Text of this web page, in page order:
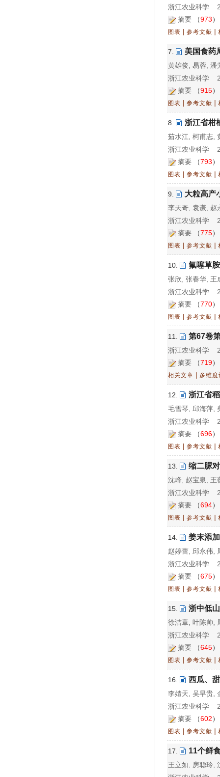
浙江农业科学
摘要 （973
图表 | 参考文献 |
7. 美国食药
黄雄俊, 易蓉, 潘
浙江农业科学
摘要 （915
图表 | 参考文献 |
8. 浙江省柑
茹水江, 柯甫志,
浙江农业科学
摘要 （793
图表 | 参考文献 |
9. 大粒高产
李天奇, 袁谦, 赵
浙江农业科学
摘要 （775
图表 | 参考文献 |
10. 氟噻草
张欣, 张春华, 王
浙江农业科学
摘要 （770
图表 | 参考文献 |
11. 第67卷
浙江农业科学
摘要 （719
相关文章 | 多维度
12. 浙江省
毛雪琴, 邱海萍,
浙江农业科学
摘要 （696
图表 | 参考文献 |
13. 缩二脲
沈峰, 赵宝泉, 王
浙江农业科学
摘要 （694
图表 | 参考文献 |
14. 姜末添
赵婷蕾, 邱永伟,
浙江农业科学
摘要 （675
图表 | 参考文献 |
15. 浙中低
徐洁章, 叶陈帅,
浙江农业科学
摘要 （645
图表 | 参考文献 |
16. 西瓜、
李婧天, 吴早贵,
浙江农业科学
摘要 （602
图表 | 参考文献 |
17. 11个鲜
王立如, 房聪玲,